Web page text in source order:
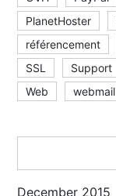
PlanetHoster
référencement
SSL
Support
Web
webmail
December 2015